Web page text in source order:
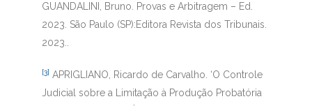
GUANDALINI, Bruno. Provas e Arbitragem – Ed.
2023. São Paulo (SP):Editora Revista dos Tribunais.
2023..
[3] APRIGLIANO, Ricardo de Carvalho. ‘O Controle
Judicial sobre a Limitação à Produção Probatória